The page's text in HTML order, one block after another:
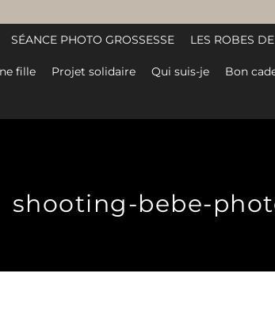
SÉANCE PHOTO GROSSESSE LES ROBES
fille Projet solidaire Qui suis-je Bon
shooting-bebe-